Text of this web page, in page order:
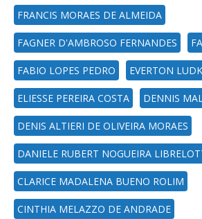
FRANCIS MORAES DE ALMEIDA
FAGNER D'AMBROSO FERNANDES
FABIO LOPES PEDRO EVERTON
ELIESSE PEREIRA COSTA DENNIS
DENIS ALTIERI DE OLIVEIRA MORAES
DANIELE RUBERT NOGUEIRA
CLARICE MADALENA BUENO ROLIM
CINTHIA MELAZZO DE ANDRADE